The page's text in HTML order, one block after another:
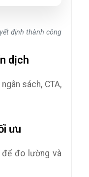
định thành công
dịch
sách, CTA,
ưu
để đo lường và